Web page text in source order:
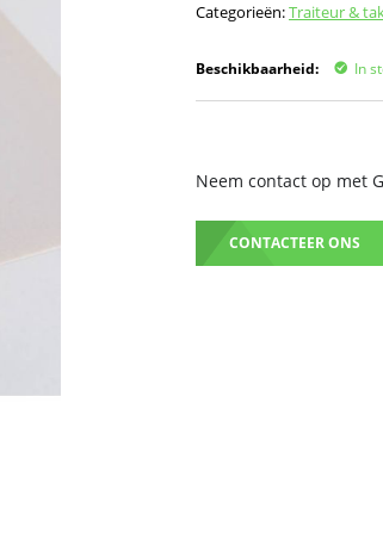
Categorieën:Traiteur &
Beschikbaarheid: In
Neem contact op met
CONTACTEER ONS